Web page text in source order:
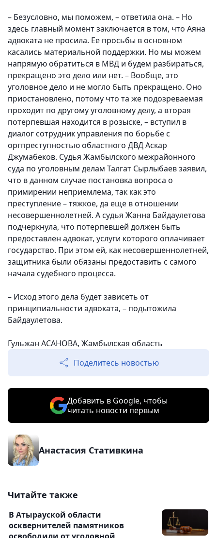
– Безусловно, мы поможем, – ответила она. – Но
здесь главный момент заключается в том, что Аяна
адвоката не просила. Ее просьбы в основном
касались материальной поддержки. Но мы можем
напрямую обратиться в МВД и будем разбираться,
прекращено это дело или нет. – Вообще, это
уголовное дело и не могло быть прекращено. Оно
приостановлено, потому что та же подозреваемая
проходит по другому уголовному делу, а вторая
потерпевшая находится в розыске, – вступил в
диалог сотрудник управления по борьбе с
оргпреступностью областного ДВД Аскар
Джумабеков. Судья Жамбылского межрайонного
суда по уголовным делам Талгат Сырлыбаев заявил,
что в данном случае постановка вопроса о
примирении неприемлема, так как это
преступление – тяжкое, да еще в отношении
несовершеннолетней. А судья Жанна Байдаулетова
подчеркнула, что потерпевшей должен быть
предоставлен адвокат, услуги которого оплачивает
государство. При этом ей, как несовершеннолетней,
защитника были обязаны предоставить с самого
начала судебного процесса.
– Исход этого дела будет зависеть от
принципиальности адвоката, – подытожила
Байдаулетова.
Гульжан АСАНОВА, Жамбылская область
Поделитесь новостью
Добавить в Google, чтобы
читать новости первым
Анастасия Стативкина
Читайте также
В Атырауской области
осквернителей памятников